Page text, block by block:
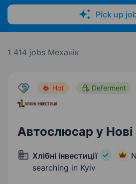
Pick up
1 414 jobs Механік
Hot Deferment
Автослюсар у Нові
Хлібні інвестиції
searching in Kyiv